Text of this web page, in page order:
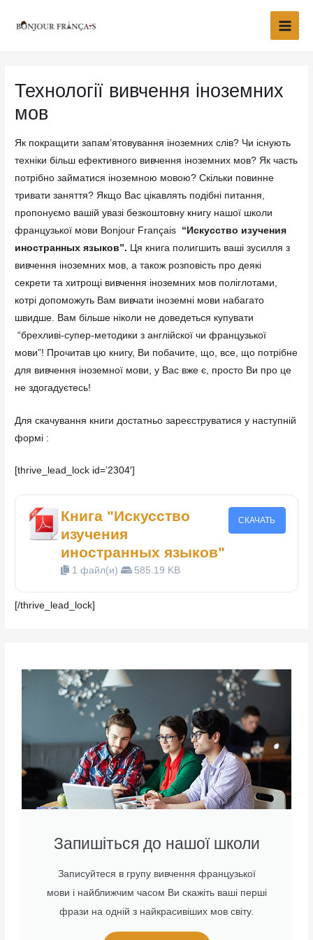
Main
Технології вивчення іноземних
мов
Як покращити запам’ятовування іноземних слів? Чи існують
техніки більш ефективного вивчення іноземних мов? Як часть
потрібно займатися іноземною мовою? Скільки повинне
тривати заняття? Якщо Вас цікавлять подібні питання,
пропонуємо вашій увазі безкоштовну книгу нашої школи
французької мови Bonjour Français “Искусство изучения
иностранных языков”. Ця книга полигшить ваші зусилля з
вивчення іноземних мов, а також розповість про деякі
секрети та хитрощі вивчення іноземних мов поліглотами,
котрі допоможуть Вам вивчати іноземні мови набагато
швидше. Вам більше ніколи не доведеться купувати
“брехливі-супер-методики з англійскої чи французької
мови”! Прочитав цю книгу, Ви побачите, що, все, що потрібне
для вивчення іноземної мови, у Вас вже є, просто Ви про це
не здогадуєтесь!
Для скачування книги достатньо зареєструватися у наступній
формі :
[thrive_lead_lock id=’2304′]
Книга "Искусство
изучения
иностранных языков"
1 файл(и) 585.19 KB
СКАЧАТЬ
[/thrive_lead_lock]
Запишіться до нашої школи
Записуйтеся в групу вивчення французької
мови і найближчим часом Ви скажіть ваші перші
фрази на одній з найкрасивіших мов світу.